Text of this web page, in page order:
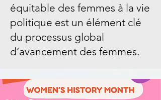
équitable des femmes à la vie
politique est un élément clé
du processus global
d’avancement des femmes.